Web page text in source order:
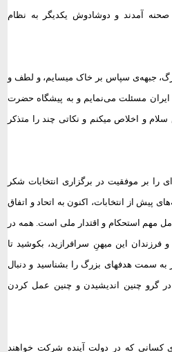
آمدند و دوشادوش یکدیگر به نظام
جبهه‌ی سپاس بر خاک میسایم، و لطف و
مسئلت می‌نمایم و به پیشگاه حضرت
سلام و اخلاص میکنم و نکاتی چند را متذکر
را بر موفقیت در برگزاری انتخابات شکر
پیش از انتخابات، اکنون به اتحاد و اتفاق
مهم استحکام و اقتدار ملی است. همه در
این میهنِ سرافرازید، بکوشید تا
سمت هدفهای بزرگ را بشناسید و دنبال
گرو چنین اندیشیدن و چنین عمل کردن
کسانی که در دولت آینده شرکت خواهند